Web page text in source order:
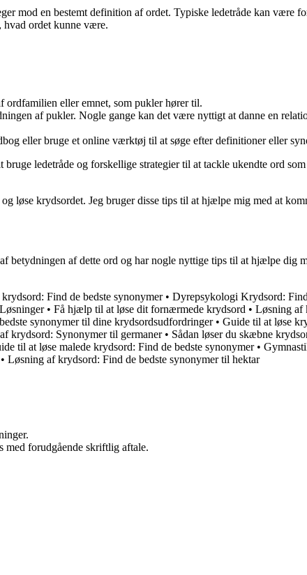
mod en bestemt definition af ordet. Typiske ledetråde kan være
hvad ordet kunne være.
ordfamilien eller emnet, som pukler hører til.
af ​​pukler. Nogle gange kan det være nyttigt at danne en
eller bruge et online værktøj til at søge efter definitioner eller
ledetråde og forskellige strategier til at tackle ukendte ord
løse krydsordet. Jeg bruger disse tips til at hjælpe mig med at
betydningen af dette ord og har nogle nyttige tips til at hjælpe dig
krydsord: Find de bedste synonymer• Dyrepsykologi Krydsord:
• Få hjælp til at løse dit fornærmede krydsord • Løsning af
synonymer til dine krydsordsudfordringer• Guide til at løse
krydsord: Synonymer til germaner• Sådan løser du skæbne
til at løse malede krydsord: Find de bedste synonymer•
• Løsning af krydsord: Find de bedste synonymer til hektar
med forudgående skriftlig aftale.